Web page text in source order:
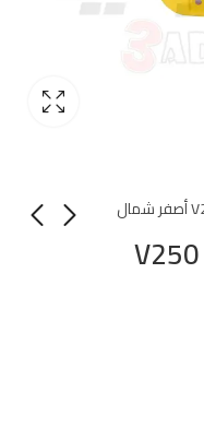
جنب موتوسيكل هوجن V250